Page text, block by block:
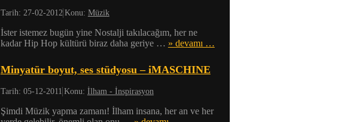
Tarih: 27-02-2012 Konu: Müzik
İster istemez bugün yine Nostalji takılacağım, her ne
kadar Hip Hop kültürü biraz daha geriye … » devamı …
Minyatür boyut, ses stüdyosu – iMASCHINE
Tarih: 05-12-2011 Konu: İlham - İnspirasyon
Şimdi Müzik yapma zamanı! İlham insana, her an ve her